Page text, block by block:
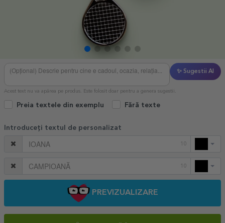
✨ Sugestii AI
Acest text nu va apărea pe produs. Este folosit doar pentru a genera sugestii.
Preia textele din exemplu Fără texte
Introduceți textul de personalizat
10
10
PREVIZUALIZARE